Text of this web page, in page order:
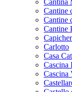
Cantina
Cantine
Cantine
Cantine
Carlotto
Casa
Cascina
Cascina